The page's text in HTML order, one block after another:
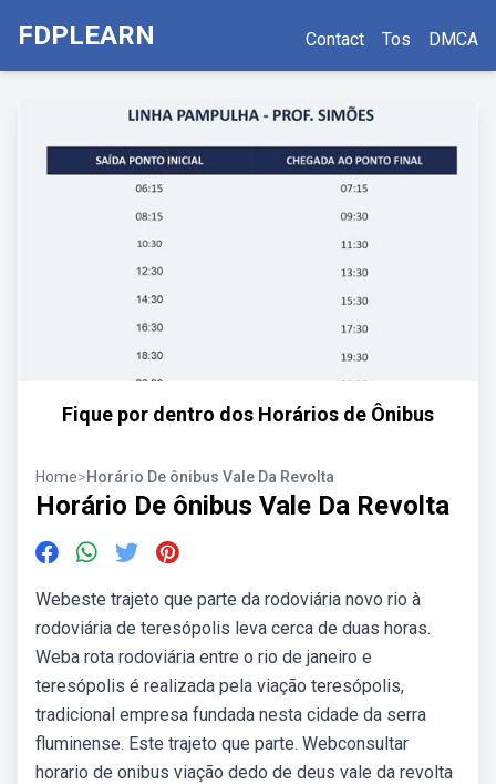
FDPLEARN Contact Tos DMCA
Fique por dentro dos Horários de Ônibus
Home>Horário De ônibus Vale Da Revolta
Horário De ônibus Vale Da Revolta
Webeste trajeto que parte da rodoviária novo rio à
rodoviária de teresópolis leva cerca de duas horas.
Weba rota rodoviária entre o rio de janeiro e
teresópolis é realizada pela viação teresópolis,
tradicional empresa fundada nesta cidade da serra
fluminense. Este trajeto que parte. Webconsultar
horario de onibus viação dedo de deus vale da revolta